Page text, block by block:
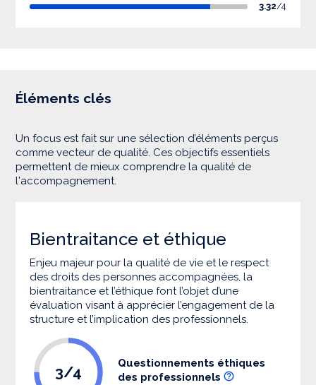
3.32/4
Éléments clés
Un focus est fait sur une sélection d’éléments perçus
comme vecteur de qualité. Ces objectifs essentiels
permettent de mieux comprendre la qualité de
l'accompagnement.
Bientraitance et éthique
Enjeu majeur pour la qualité de vie et le respect
des droits des personnes accompagnées, la
bientraitance et l’éthique font l’objet d’une
évaluation visant à apprécier l’engagement de la
structure et l’implication des professionnels.
3/4
Questionnements éthiques
des professionnels